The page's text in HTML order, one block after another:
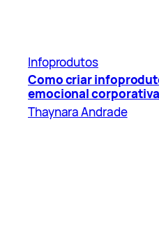
Infoprodutos
Como criar
emocional
Thaynara Andrade